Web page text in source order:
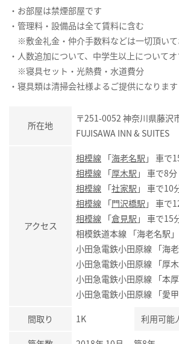
・お部屋は禁煙部屋です
・管理料・設備品は全て賃料に含む
※敷金礼金・仲介手数料などは一切頂いて
・人数追加について、中学生以上について
※寝具セット・光熱費・水道費分
・寝具類は清掃会社様よるご提供になります
所在地
〒251-0052 神奈川県藤沢
FUJISAWA INN & SUITES
アクセス
相模線 「海老名駅 」 車で
相模線 「厚木駅 」 車で8分
相模線 「社家駅 」 車で10
相模線 「門沢橋駅 」 車で
相模線 「倉見駅 」 車で15
相模鉄道本線 「海老名駅
小田急電鉄小田原線 「海
小田急電鉄小田原線 「厚
小田急電鉄小田原線 「本
小田急電鉄小田原線 「愛
間取り 1K 利用可能